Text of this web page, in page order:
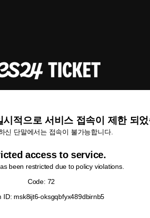
적으로 서비스 접속이 제한 되
신 단말에서는 접속이 불가능합니다.
access to service.
been restricted due to policy violations.
Code: 72
ID: msk8ijt6-oksgqbfyx489dbirnb5